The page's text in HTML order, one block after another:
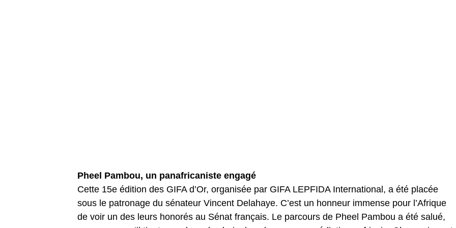
Pheel Pambou, un panafricaniste engagé
Cette 15e édition des GIFA d’Or, organisée par GIFA LEPFIDA International, a été placée
sous le patronage du sénateur Vincent Delahaye. C’est un honneur immense pour l’Afrique
de voir un des leurs honorés au Sénat français. Le parcours de Pheel Pambou a été salué,